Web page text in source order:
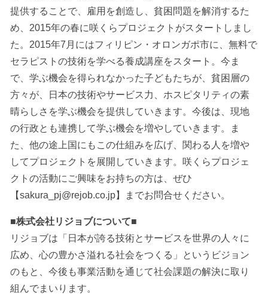
提供することで、雇用を創造し、貧困問題を解消するた
め、2015年の春に咲くらプロジェクトがスタートしまし
た。2015年7月にはフィリピン・オロンガポ市に、無料で
セラピストの技術を学べる養成講座をスタート。今ま
で、学ぶ機会を得られなかった子どもたちが、貧困層の
方々が、日本の技術やサービス力、ホスピタリティの素
晴らしさを学ぶ機会を提供していきます。今後は、現地
の行政とも連携して学ぶ機会を増やしていきます。ま
た、他の途上国にもこの仕組みを広げ、関わる人を増や
してプロジェクトを展開していきます。咲くらプロジェ
クトの活動にご興味をお持ちの方は、ぜひ
【sakura_pj@rejob.co.jp】までお問合せください。
■株式会社リジョブについて■
リジョブは「日本が誇る技術とサービスを世界の人々に
広め、心の豊かさ溢れる社会をつくる」というビジョン
のもと、今後も事業活動を通じて社会課題の解決に取り
組んでまいります。